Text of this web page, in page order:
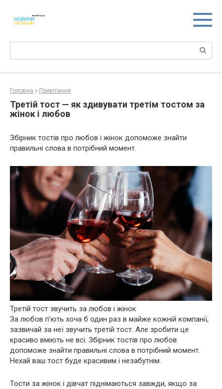
контенту
Поиск:
Головна » Привітання
Третій тост — як здивувати третім тостом за
жінок і любов
Збірник тостів про любов і жінок допоможе знайти
правильні слова в потрібний момент.
Третій тост звучить за любов і жінок
За любов п’ють хоча б один раз в майже кожній компанії,
зазвичай за неї звучить третій тост. Але зробити це
красиво вміють не всі. Збірник тостів про любов
допоможе знайти правильні слова в потрібний момент.
Нехай ваш тост буде красивим і незабутнім.
Тости за жінок і дівчат піднімаються завжди, якщо за